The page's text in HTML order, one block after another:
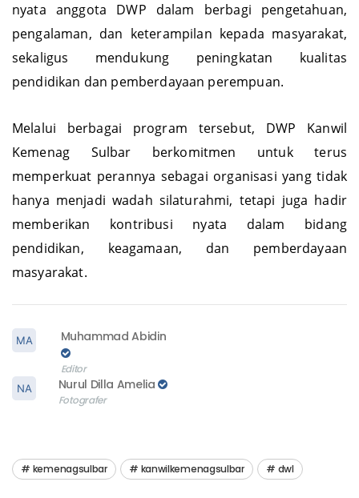
nyata anggota DWP dalam berbagi pengetahuan,
pengalaman, dan keterampilan kepada masyarakat,
sekaligus mendukung peningkatan kualitas
pendidikan dan pemberdayaan perempuan.
Melalui berbagai program tersebut, DWP Kanwil
Kemenag Sulbar berkomitmen untuk terus
memperkuat perannya sebagai organisasi yang tidak
hanya menjadi wadah silaturahmi, tetapi juga hadir
memberikan kontribusi nyata dalam bidang
pendidikan, keagamaan, dan pemberdayaan
masyarakat.
Muhammad Abidin
Editor
Nurul Dilla Amelia
Fotografer
kemenagsulbar kanwilkemenagsulbar dwl